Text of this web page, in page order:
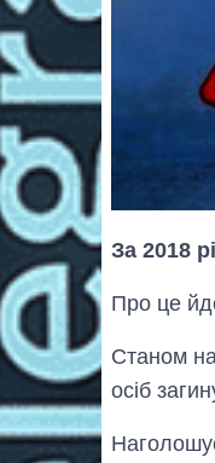
За 2018
Про це
Станом
осіб